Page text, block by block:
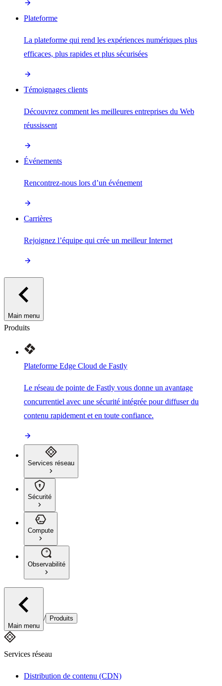
Plateforme
La plateforme qui rend les expériences numériques plus
efficaces, plus rapides et plus sécurisées
Témoignages clients
Découvrez comment les meilleures entreprises du Web
réussissent
Événements
Rencontrez-nous lors d’un événement
Carrières
Rejoignez l’équipe qui crée un meilleur Internet
Main menu
Produits
Plateforme Edge Cloud de Fastly
Le réseau de pointe de Fastly vous donne un avantage
concurrentiel avec une sécurité intégrée pour diffuser du
contenu rapidement et en toute confiance.
Services réseau
Sécurité
Compute
Observabilité
Main menu
/ Produits
Services réseau
Distribution de contenu (CDN)